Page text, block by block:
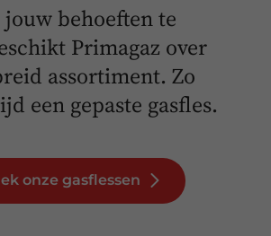
jouw behoeften te
Primagaz over
assortiment. Zo
een gepaste gasfles.
onze gasflessen